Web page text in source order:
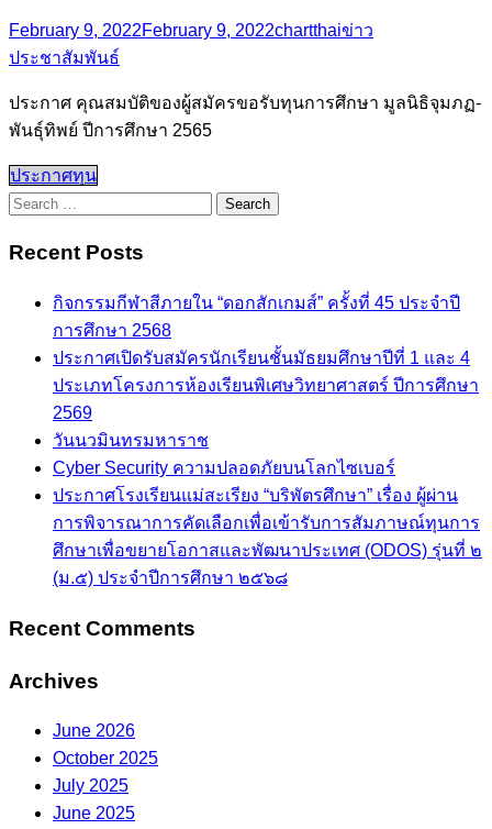
February 9, 2022February 9, 2022chartthaiข่าว
ประชาสัมพันธ์
ประกาศ คุณสมบัติของผู้สมัครขอรับทุนการศึกษา มูลนิธิจุมภฏ-
พันธุ์ทิพย์ ปีการศึกษา 2565
ประกาศทุน
Search
Recent Posts
กิจกรรมกีฬาสีภายใน “ดอกสักเกมส์” ครั้งที่ 45 ประจำปี
การศึกษา 2568
ประกาศเปิดรับสมัครนักเรียนชั้นมัธยมศึกษาปีที่ 1 และ 4
ประเภทโครงการห้องเรียนพิเศษวิทยาศาสตร์ ปีการศึกษา
2569
วันนวมินทรมหาราช
Cyber Security ความปลอดภัยบนโลกไซเบอร์
ประกาศโรงเรียนแม่สะเรียง “บริพัตรศึกษา” เรื่อง ผู้ผ่าน
การพิจารณาการคัดเลือกเพื่อเข้ารับการสัมภาษณ์ทุนการ
ศึกษาเพื่อขยายโอกาสและพัฒนาประเทศ (ODOS) รุ่นที่ ๒
(ม.๕) ประจำปีการศึกษา ๒๕๖๘
Recent Comments
Archives
June 2026
October 2025
July 2025
June 2025